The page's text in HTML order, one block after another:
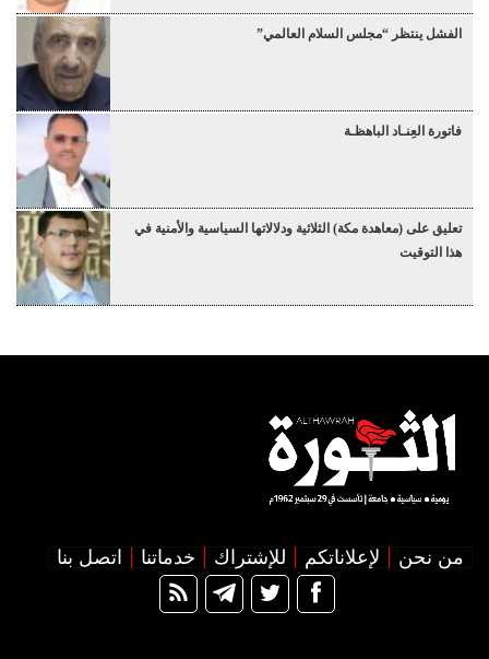
الفشل ينتظر “مجلس السلام العالمي”
فاتورة العِنـاد الباهظـة
تعليق على (معاهدة مكة) الثلاثية ودلالاتها السياسية والأمنية في
هذا التوقيت
من نحن لإعلاناتكم للإشتراك خدماتنا اتصل بنا